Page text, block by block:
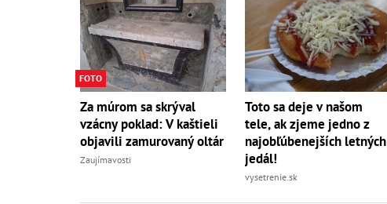
FOTO
Za múrom sa skrýval
vzácny poklad: V kaštieli
objavili zamurovaný oltár
Zaujímavosti
Toto sa deje v našom
tele, ak zjeme jedno z
najobľúbenejších letných
jedál!
vysetrenie.sk